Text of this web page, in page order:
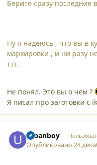
Берите сразу последние
Ну я надеюсь , что вы в
маркировки , и ни разу
т.п.
Не понял. Это вы о чём ?
Я писал про заготовки с
urbanboy
Опубликовано28